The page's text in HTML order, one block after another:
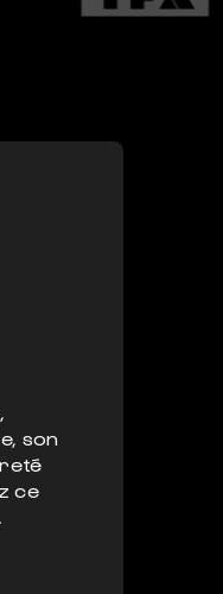
son
ce